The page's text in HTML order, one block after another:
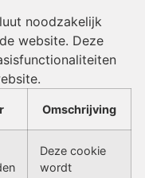
noodzakelijk
website. Deze
Omschrijving
Deze cookie
wordt